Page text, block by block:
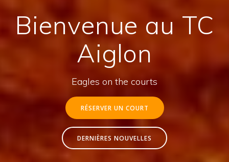
Bienvenue au TC
Aiglon
Eagles on the courts
RÉSERVER UN COURT
DERNIÈRES NOUVELLES